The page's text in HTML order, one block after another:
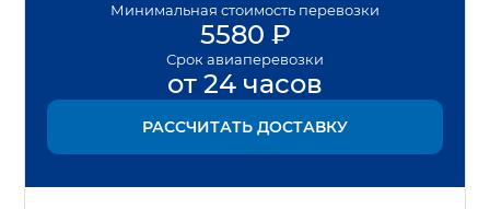
Минимальная стоимость перевозки
5580 ₽
Срок авиаперевозки
от 24 часов
РАССЧИТАТЬ ДОСТАВКУ